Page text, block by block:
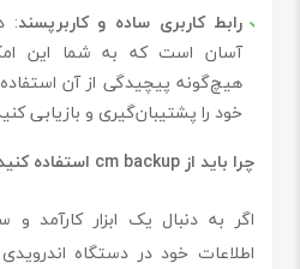
رابط کاربری ساده و کاربرپسند:
آسان است که به شما این
هیچ‌گونه پیچیدگی از آن
خود را پشتیبان‌گیری و بازیابی
چرا باید از cm backup استفاده کنید؟
اگر به دنبال یک ابزار کارآمد و
اطلاعات خود در دستگاه